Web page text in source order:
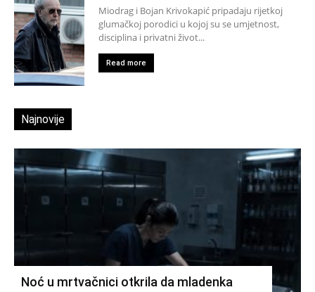
Miodrag i Bojan Krivokapić pripadaju rijetkoj
glumačkoj porodici u kojoj su se umjetnost,
disciplina i privatni život...
Read more
Najnovije
Noć u mrtvačnici otkrila da mladenka